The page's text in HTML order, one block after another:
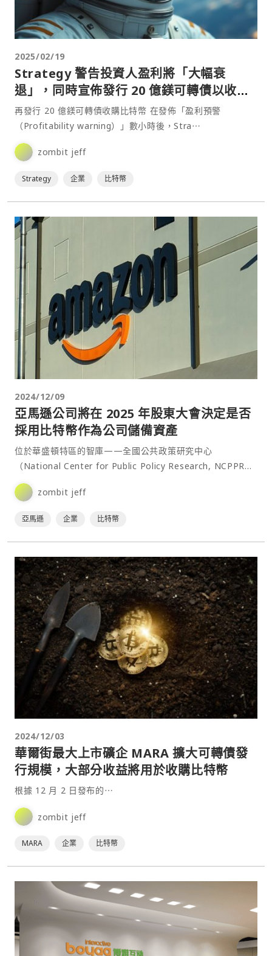
2025/02/19
Strategy 警告投資人盈利將「大幅衰
退」，同時宣佈發行 20 億鎂可轉債以收購
更多比特幣
再發行 20 億鎂可轉債收購比特幣 在發佈「盈利預警
（Profitability warning）」數小時後，Stra⋯
zombit jeff
Strategy 企業 比特幣
2024/12/09
亞馬遜公司將在 2025 年股東大會決定是否
採用比特幣作為公司儲備資產
位於華盛頓特區的智庫——全國公共政策研究中心
（National Center for Public Policy Research, NCPPR）
近日向互聯網巨頭亞⋯
zombit jeff
亞馬遜 企業 比特幣
2024/12/03
華爾街最大上市礦企 MARA 擴大可轉債發
行規模，大部分收益將用於收購比特幣
根據 12 月 2 日發布的⋯
zombit jeff
MARA 企業 比特幣